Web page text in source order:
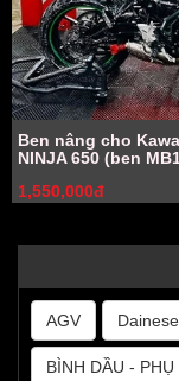
Ben nâng cho
NINJA 650 (ben
1,550,000đ
AGV Dainese
BÌNH DẦU - PHỤ